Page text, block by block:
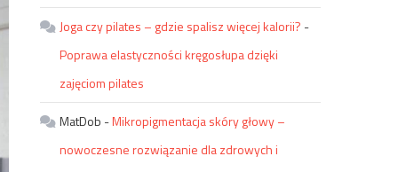
Joga czy pilates – gdzie spalisz więcej kalorii? -
Poprawa elastyczności kręgosłupa dzięki
zajęciom pilates
MatDob -Mikropigmentacja skóry głowy –
nowoczesne rozwiązanie dla zdrowych i